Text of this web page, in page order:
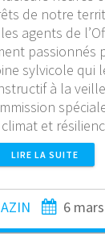
de notre
agents de
passionnés
sylvicole qui
à la
climat et
LIRE LA SUITE
6